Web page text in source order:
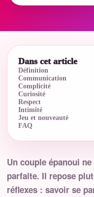
Dans cet article
Définition
Communication
Complicité
Curiosité
Respect
Intimité
Jeu et nouveauté
FAQ
Un couple épanoui
parfaite. Il repose
réflexes : savoir se